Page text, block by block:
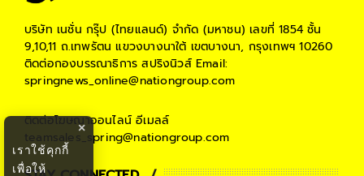
บริษัท เนชั่น กรุ๊ป (ไทยแลนด์) จำกัด (มหาชน) เลขที่ 1854 ชั้น
9,10,11 ถ.เทพรัตน แขวงบางนาใต้ เขตบางนา, กรุงเทพฯ 10260
ติดต่อกองบรรณาธิการ สปริงนิวส์Email:
springnews_online@nationgroup.com
ติดต่อโฆษณาออนไลน์ อีเมลล์
teamsales_spring@nationgroup.com
×
เราใช้คุกกี้
เพื่อให้